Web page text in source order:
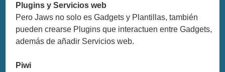
Plugins y Servicios web
Pero Jaws no solo es Gadgets y Plantillas, también
pueden crearse Plugins que interactuen entre Gadgets,
además de añadir Servicios web.
Piwi